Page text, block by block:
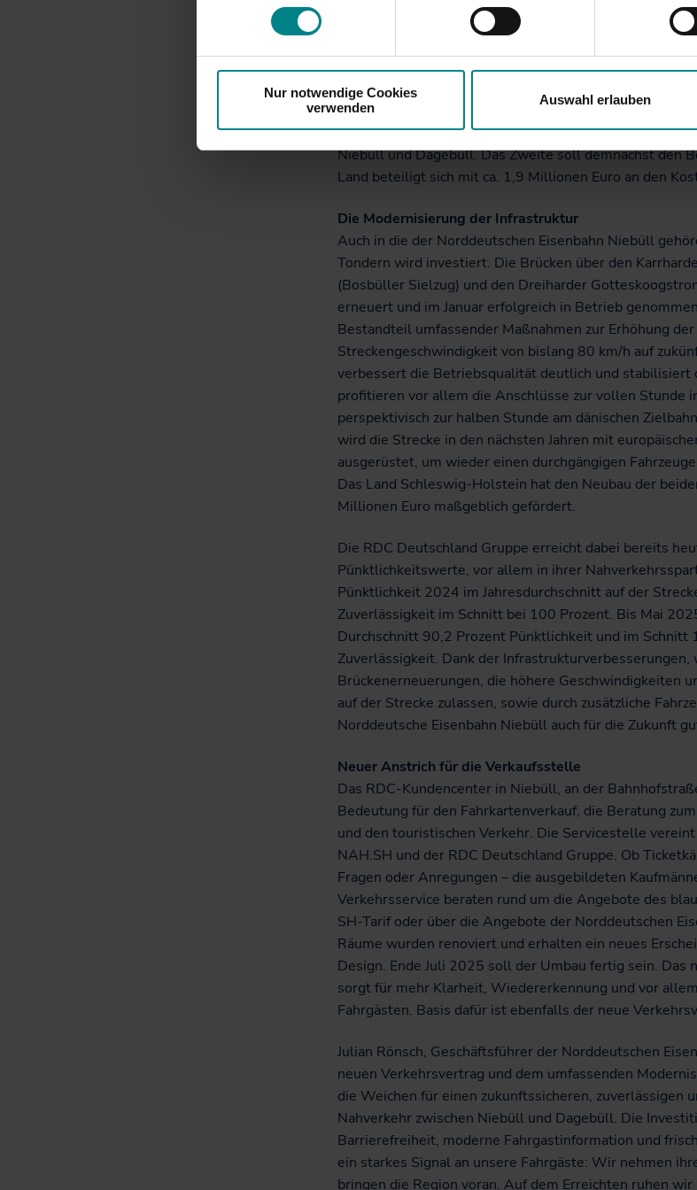
Nur notwendige Cookies
verwenden
Auswahl erlauben
Die RDC-Fahrzeuge erhalten einen frischen Anstrich
und umfassend aufgearbeitet. Durch diese
Einsatz in den nächsten Jahren gerüstet und die
werden. Kleinere Instandsetzungen und Erneuerungen
ebenfalls. Das erste ertüchtigte Fahrzeug fährt bereits
Niebüll und Dagebüll. Das Zweite soll demnächst den
Land beteiligt sich mit ca. 1,9 Millionen Euro an den
Die Modernisierung der Infrastruktur
Auch in die der Norddeutschen Eisenbahn Niebüll
Tondern wird investiert. Die Brücken über den
(Bosbüller Sielzug) und den Dreiharder
erneuert und im Januar erfolgreich in Betrieb
Bestandteil umfassender Maßnahmen zur Erhöhung
Streckengeschwindigkeit von bislang 80 km/h auf
verbessert die Betriebsqualität deutlich und stabilisiert
profitieren vor allem die Anschlüsse zur vollen Stunde
perspektivisch zur halben Stunde am dänischen
wird die Strecke in den nächsten Jahren mit
ausgerüstet, um wieder einen durchgängigen
Das Land Schleswig-Holstein hat den Neubau der
Millionen Euro maßgeblich gefördert.
Die RDC Deutschland Gruppe erreicht dabei bereits
Pünktlichkeitswerte, vor allem in ihrer
Pünktlichkeit 2024 im Jahresdurchschnitt auf der
Zuverlässigkeit im Schnitt bei 100 Prozent. Bis Mai
Durchschnitt 90,2 Prozent Pünktlichkeit und im Schnitt
Zuverlässigkeit. Dank der Infrastrukturverbesserungen,
Brückenerneuerungen, die höhere Geschwindigkeiten
auf der Strecke zulassen, sowie durch zusätzliche
Norddeutsche Eisenbahn Niebüll auch für die Zukunft
Neuer Anstrich für die Verkaufsstelle
Das RDC-Kundencenter in Niebüll, an der
Bedeutung für den Fahrkartenverkauf, die Beratung
und den touristischen Verkehr. Die Servicestelle
NAH.SH und der RDC Deutschland Gruppe. Ob
Fragen oder Anregungen – die ausgebildeten
Verkehrsservice beraten rund um die Angebote des
SH-Tarif oder über die Angebote der Norddeutschen
Räume wurden renoviert und erhalten ein neues
Design. Ende Juli 2025 soll der Umbau fertig sein. Das
sorgt für mehr Klarheit, Wiedererkennung und vor
Fahrgästen. Basis dafür ist ebenfalls der neue
Julian Rönsch, Geschäftsführer der Norddeutschen
neuen Verkehrsvertrag und dem umfassenden
die Weichen für einen zukunftssicheren, zuverlässigen
Nahverkehr zwischen Niebüll und Dagebüll. Die
Barrierefreiheit, moderne Fahrgastinformation und
ein starkes Signal an unsere Fahrgäste: Wir nehmen
bringen die Region voran. Auf dem Erreichten ruhen